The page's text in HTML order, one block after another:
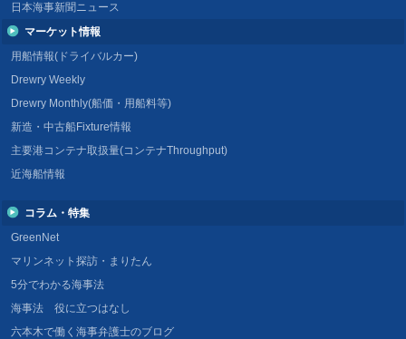
日本海事新聞ニュース
マーケット情報
用船情報(ドライバルカー)
Drewry Weekly
Drewry Monthly(船価・用船料等)
新造・中古船Fixture情報
主要港コンテナ取扱量(コンテナThroughput)
近海船情報
コラム・特集
GreenNet
マリンネット探訪・まりたん
5分でわかる海事法
海事法 役に立つはなし
六本木で働く海事弁護士のブログ